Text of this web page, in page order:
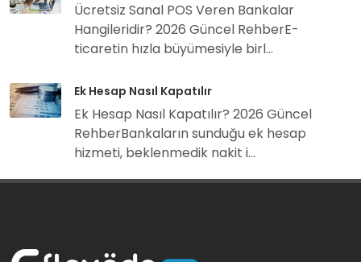
Ücretsiz Sanal POS Veren Bankalar
Hangileridir? 2026 Güncel RehberE-
ticaretin hızla büyümesiyle birl...
Ek Hesap Nasıl Kapatılır
Ek Hesap Nasıl Kapatılır? 2026 Güncel
RehberBankaların sunduğu ek hesap
hizmeti, beklenmedik nakit i...